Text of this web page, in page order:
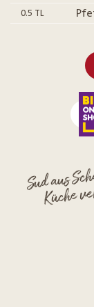
0.5 TL
Sud aus
Küche